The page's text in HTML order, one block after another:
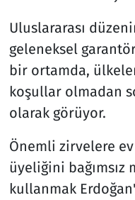
Uluslararası
geleneksel
bir ortamda,
koşullar olmadan
olarak görüyor.
Önemli zirvelere
üyeliğini
kullanmak